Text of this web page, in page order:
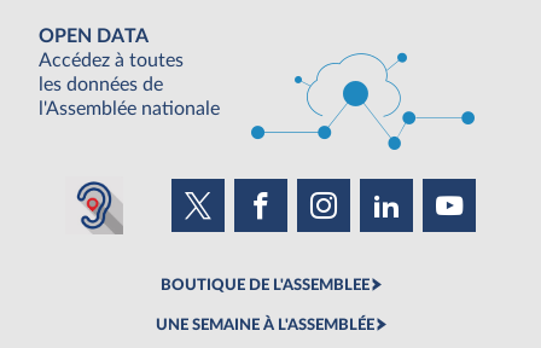
OPEN DATA
Accédez à toutes
les données de
l'Assemblée nationale
BOUTIQUE DE L'ASSEMBLEE
UNE SEMAINE À L'ASSEMBLÉE